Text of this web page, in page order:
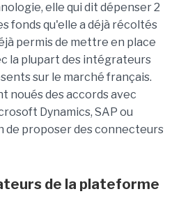
elle qui dit dépenser 2
fonds qu'elle a déjà récoltés
permis de mettre en place
la plupart des intégrateurs
sur le marché français.
noués des accords avec
Dynamics, SAP ou
de proposer des connecteurs
de la plateforme